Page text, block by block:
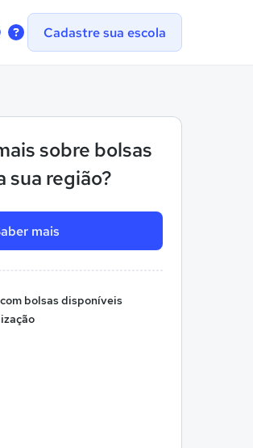
Contate-Cadastre sua escola
sobre bolsas
sua região?
mais
bolsas disponíveis